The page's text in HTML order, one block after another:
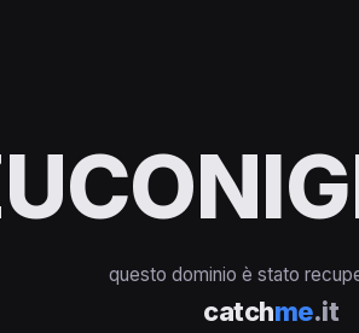
questo dominio è stato
catchme.it